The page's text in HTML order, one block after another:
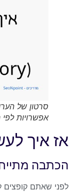
סרטון של
אפשרויות
אז איך
הכתבה
לפני שאתם קופצים